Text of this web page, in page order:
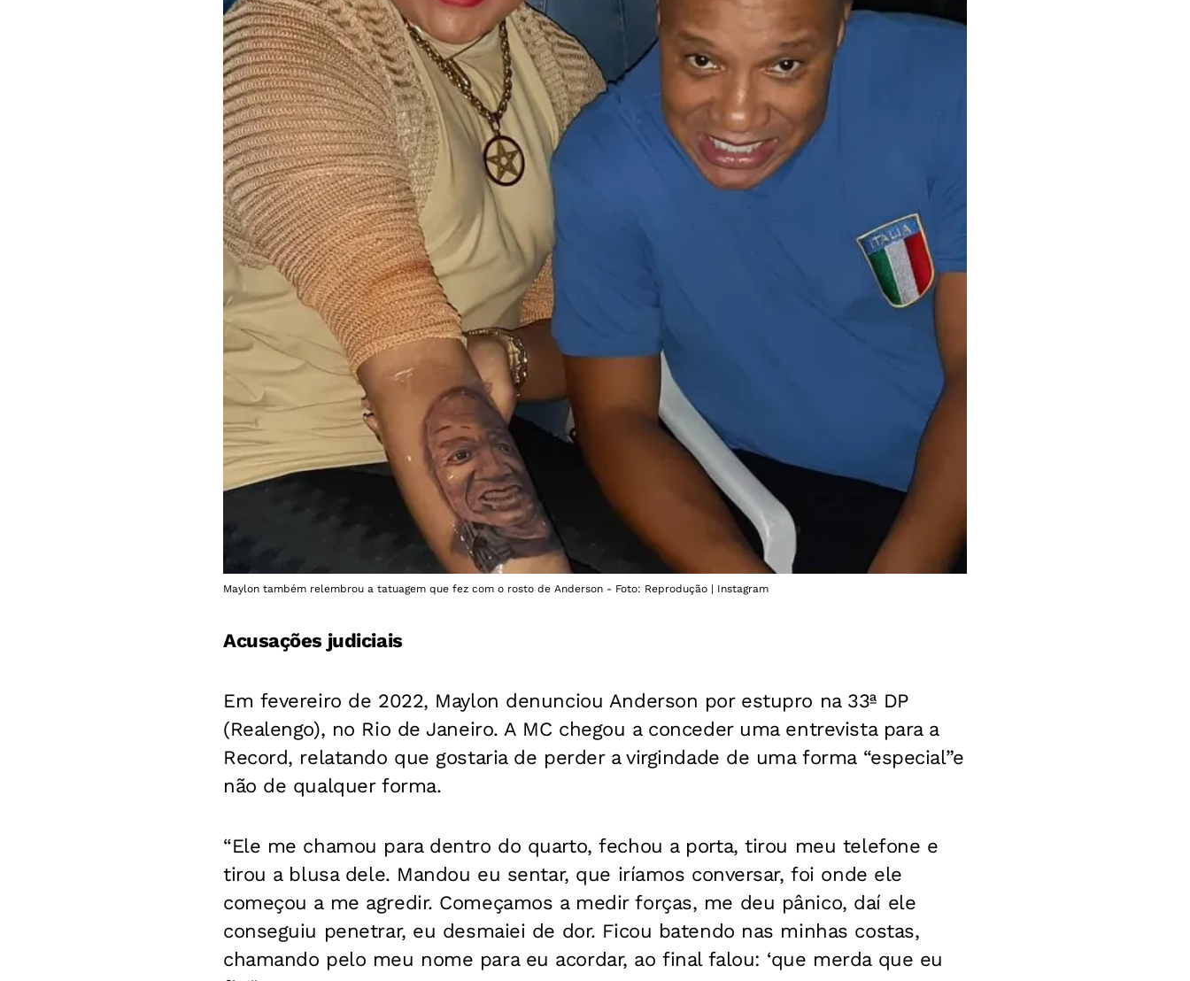
Maylon também relembrou a tatuagem que fez com o rosto de Anderson - Foto: Reprodução | Instagram
Acusações judiciais
Em fevereiro de 2022, Maylon denunciou Anderson por estupro na 33ª DP
(Realengo), no Rio de Janeiro. A MC chegou a conceder uma entrevista para a
Record, relatando que gostaria de perder a virgindade de uma forma “especial”e
não de qualquer forma.
“Ele me chamou para dentro do quarto, fechou a porta, tirou meu telefone e
tirou a blusa dele. Mandou eu sentar, que iríamos conversar, foi onde ele
começou a me agredir. Começamos a medir forças, me deu pânico, daí ele
conseguiu penetrar, eu desmaiei de dor. Ficou batendo nas minhas costas,
chamando pelo meu nome para eu acordar, ao final falou: ‘que merda que eu